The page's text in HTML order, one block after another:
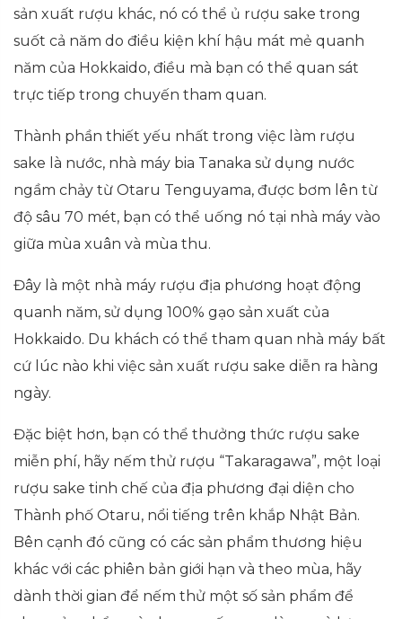
sản xuất rượu khác, nó có thể ủ rượu sake trong
suốt cả năm do điều kiện khí hậu mát mẻ quanh
năm của Hokkaido, điều mà bạn có thể quan sát
trực tiếp trong chuyến tham quan.
Thành phần thiết yếu nhất trong việc làm rượu
sake là nước, nhà máy bia Tanaka sử dụng nước
ngầm chảy từ Otaru Tenguyama, được bơm lên từ
độ sâu 70 mét, bạn có thể uống nó tại nhà máy vào
giữa mùa xuân và mùa thu.
Đây là một nhà máy rượu địa phương hoạt động
quanh năm, sử dụng 100% gạo sản xuất của
Hokkaido. Du khách có thể tham quan nhà máy bất
cứ lúc nào khi việc sản xuất rượu sake diễn ra hàng
ngày.
Đặc biệt hơn, bạn có thể thưởng thức rượu sake
miễn phí, hãy nếm thử rượu “Takaragawa”, một loại
rượu sake tinh chế của địa phương đại diện cho
Thành phố Otaru, nổi tiếng trên khắp Nhật Bản.
Bên cạnh đó cũng có các sản phẩm thương hiệu
khác với các phiên bản giới hạn và theo mùa, hãy
dành thời gian để nếm thử một số sản phẩm để